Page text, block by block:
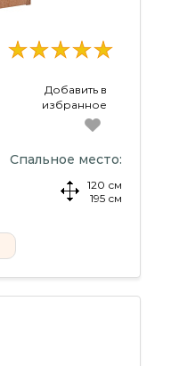
Добавить в
избранное
Спальное место:
120 см
195 см